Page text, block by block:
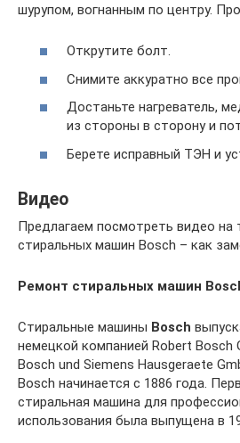
шурупом, вогнанным по центру.
Открутите болт.
Снимите аккуратно все
Достаньте нагреватель,
из стороны в сторону и
Берете исправный ТЭН и
Видео
Предлагаем посмотреть видео на
стиральных машин Bosch – как
Ремонт стиральных машин
Стиральные машины Bosch
немецкой компанией Robert Bosch
Bosch und Siemens Hausgeraete
Bosch начинается с 1886 года.
стиральная машина для
использования была выпущена в